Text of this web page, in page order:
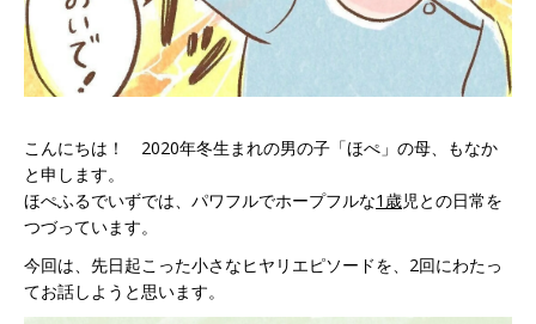
こんにちは！ 2020年冬生まれの男の子「ほぺ」の母、もなか
と申します。
ほぺふるでいずでは、パワフルでホープフルな1歳児との日常を
つづっています。
今回は、先日起こった小さなヒヤリエピソードを、2回にわたっ
てお話しようと思います。